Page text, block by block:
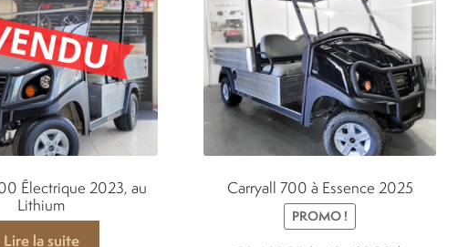
Électrique 2023, au
Lithium
Lire la suite
Carryall 700 à Essence 2025
PROMO !